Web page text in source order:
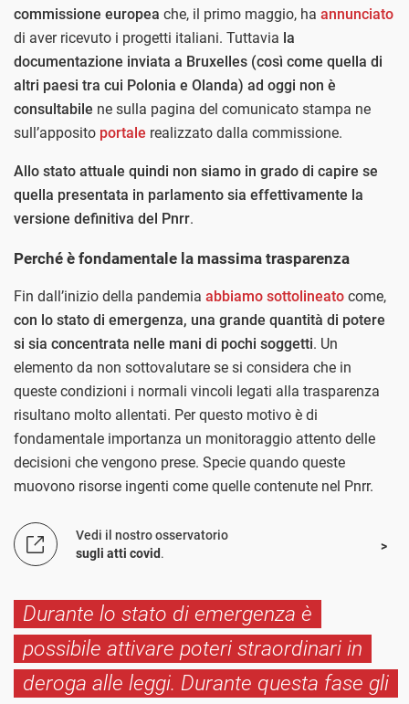
commissione europea che, il primo maggio, ha annunciato
di aver ricevuto i progetti italiani. Tuttavia la
documentazione inviata a Bruxelles (così come quella di
altri paesi tra cui Polonia e Olanda) ad oggi non è
consultabile ne sulla pagina del comunicato stampa ne
sull’apposito portale realizzato dalla commissione.
Allo stato attuale quindi non siamo in grado di capire se
quella presentata in parlamento sia effettivamente la
versione definitiva del Pnrr.
Perché è fondamentale la massima trasparenza
Fin dall’inizio della pandemia abbiamo sottolineato come,
con lo stato di emergenza, una grande quantità di potere
si sia concentrata nelle mani di pochi soggetti. Un
elemento da non sottovalutare se si considera che in
queste condizioni i normali vincoli legati alla trasparenza
risultano molto allentati. Per questo motivo è di
fondamentale importanza un monitoraggio attento delle
decisioni che vengono prese. Specie quando queste
muovono risorse ingenti come quelle contenute nel Pnrr.
Vedi il nostro osservatorio
sugli atti covid.
Durante lo stato di emergenza è
possibile attivare poteri straordinari in
deroga alle leggi. Durante questa fase gli